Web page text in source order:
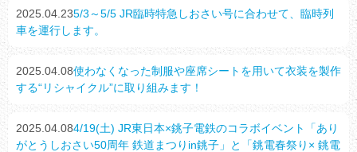
2025.04.235/3～5/5 JR臨時特急しおさい号に合わせて、臨時列
車を運行します。
2025.04.08使わなくなった制服や座席シートを用いて衣装を製作
する“リシャイクル”に取り組みます！
2025.04.084/19(土) JR東日本×銚子電鉄のコラボイベント「あり
がとうしおさい50周年 鉄道まつりin銚子」と「銚電春祭り× 銚電